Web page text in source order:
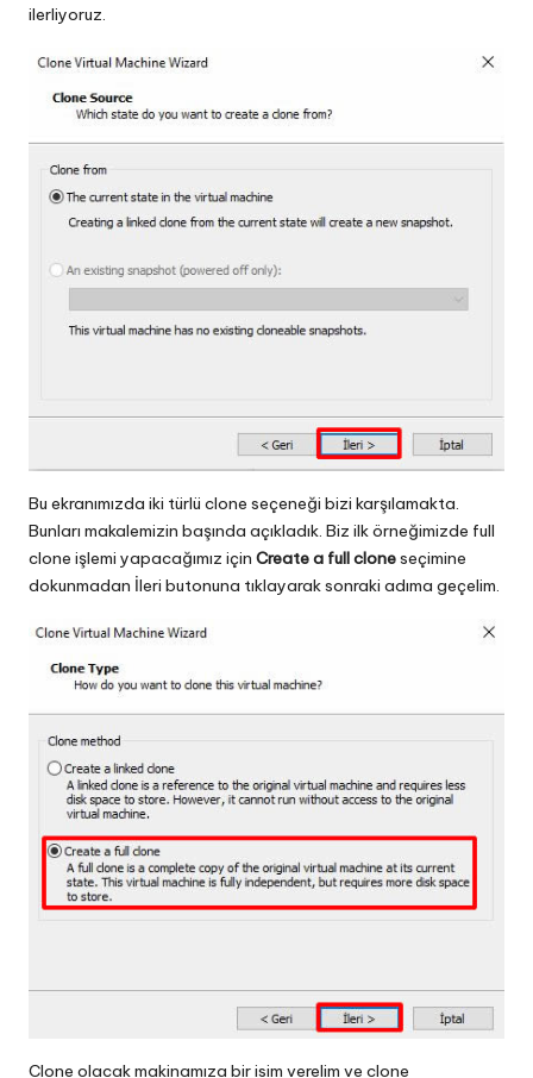
ilerliyoruz.
Bu ekranımızda iki türlü clone seçeneği bizi karşılamakta.
Bunları makalemizin başında açıkladık. Biz ilk örneğimizde full
clone işlemi yapacağımız için Create a full cloneseçimine
dokunmadan İleri butonuna tıklayarak sonraki adıma geçelim.
Clone olacak makinamıza bir isim verelim ve clone